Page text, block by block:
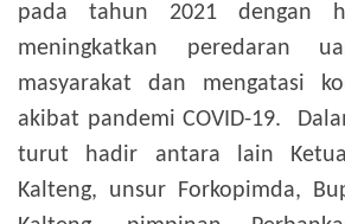
pada tahun 2021 dengan
meningkatkan peredaran
masyarakat dan mengatasi
akibat pandemi COVID-19.
turut hadir antara lain Ketua
Kalteng, unsur Forkopimda,